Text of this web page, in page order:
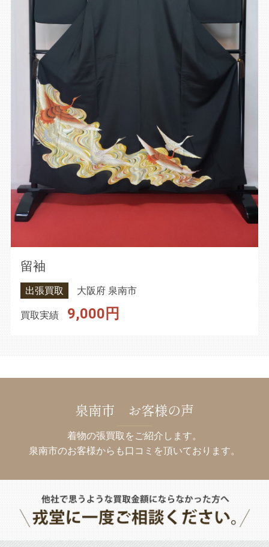
留袖
出張買取 大阪府 泉南市
買取実績 9,000円
泉南市 お客様の声
着物の張買取をご紹介します。
泉南市のお客様からも口コミを頂いております。